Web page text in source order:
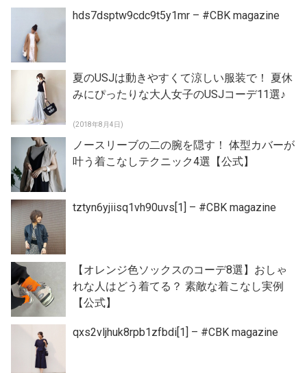
hds7dsptw9cdc9t5y1mr – #CBK magazine
夏のUSJは動きやすくて涼しい服装で！ 夏休
みにぴったりな大人女子のUSJコーデ11選♪
(2018年8月4日)
ノースリーブの二の腕を隠す！ 体型カバーが
叶う着こなしテクニック4選【公式】
tztyn6yjiisq1vh90uvs[1] – #CBK magazine
【オレンジ色ソックスのコーデ8選】おしゃ
れな人はどう着てる？ 素敵な着こなし実例
【公式】
qxs2vljhuk8rpb1zfbdi[1] – #CBK magazine